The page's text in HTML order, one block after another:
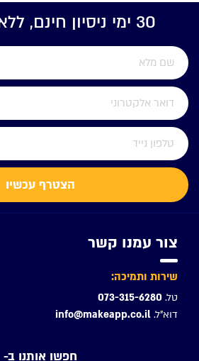
30 ימי ניסיון חינם, ללא התחייבות
הצטרף עכשיו
צור עמנו קשר
שירות ותמיכה:
טל. 073-315-6280
דוא"ל. info@makeapp.co.il
חפשו אותנו ב-